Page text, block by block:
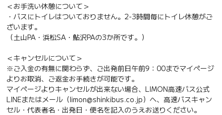
＜お手洗い休憩について＞
・バスにトイレはついておりません。2-3時間毎にトイレ休憩がご
ざいます。
（土山PA・浜松SA・鮎沢PAの3か所です。）
＜キャンセルについて＞
※ご入金の有無に関わらず、ご出発前日午前9：00までマイページ
よりお取消、ご返金お手続きが可能です。
マイページよりキャンセルが出来ない場合、LIMON高速バス公式
LINEまたはメール（limon@shinkibus.co.jp）へ、高速バスキャン
セル・代表者名・出発日・便名を記入のうえお送りください。